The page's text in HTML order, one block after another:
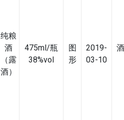
纯粮
酒
（露
酒）
475ml/瓶
38%vol
图
形
2019-
03-10